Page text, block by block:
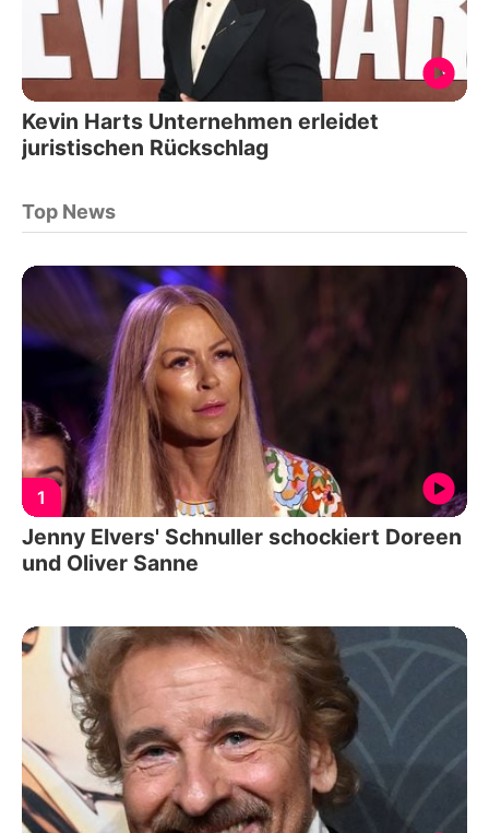
Kevin Harts Unternehmen erleidet
juristischen Rückschlag
Top News
1
Jenny Elvers' Schnuller schockiert Doreen
und Oliver Sanne